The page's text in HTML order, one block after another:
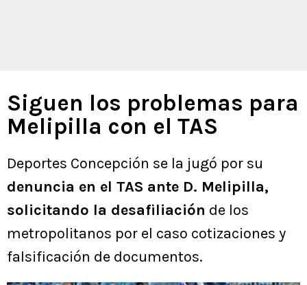
Siguen los problemas para
Melipilla con el TAS
Deportes Concepción se la jugó por su
denuncia en el TAS ante D. Melipilla,
solicitando la desafiliación de los
metropolitanos por el caso cotizaciones y
falsificación de documentos.